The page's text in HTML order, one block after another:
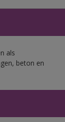
als
beton en